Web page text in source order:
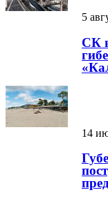
5
СК
14